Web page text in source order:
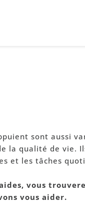
sont aussi
la qualité de vie.
et les tâches
vous
vous aider.